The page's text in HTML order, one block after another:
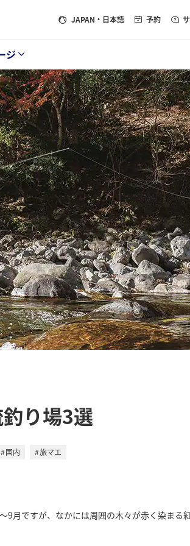
JAPAN ・日本語 予約
ジ
り場3選
国内
旅マエ
月ですが、なかには周囲の木々が赤く染まる